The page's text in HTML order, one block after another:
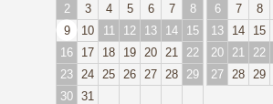
2
3 4 5 6 7
8
9
10 11 12 13 14
15
16
17 18 19 20 21
22
23
24 25 26 27 28
29
30 31
6
7 8
13
14 15
20
21 22
27
28 29